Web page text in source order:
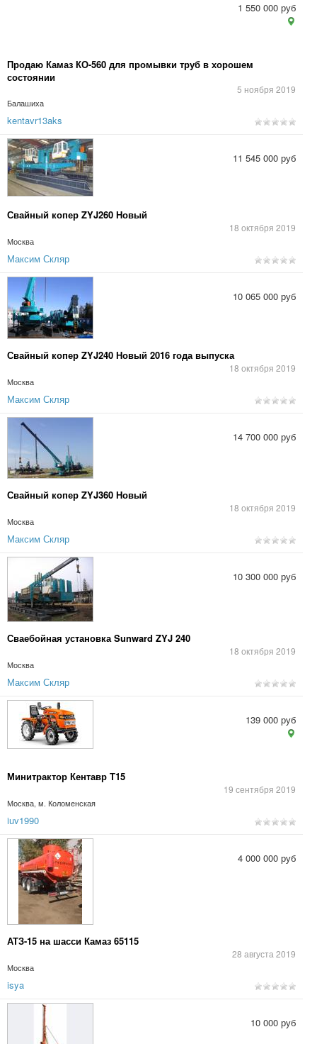
Продаю Камаз КО-560 для промывки труб в хорошем
состоянии
5 ноября 2019
Балашиха
1 550 000 руб
kentavr13aks
Свайный копер ZYJ260 Новый
18 октября 2019
Москва
11 545 000 руб
Максим Скляр
Свайный копер ZYJ240 Новый 2016 года выпуска
18 октября 2019
Москва
10 065 000 руб
Максим Скляр
Свайный копер ZYJ360 Новый
18 октября 2019
Москва
14 700 000 руб
Максим Скляр
Сваебойная установка Sunward ZYJ 240
18 октября 2019
Москва
10 300 000 руб
Максим Скляр
Минитрактор Кентавр Т15
19 сентября 2019
Москва, м. Коломенская
139 000 руб
iuv1990
АТЗ-15 на шасси Камаз 65115
28 августа 2019
Москва
4 000 000 руб
isya
10 000 руб